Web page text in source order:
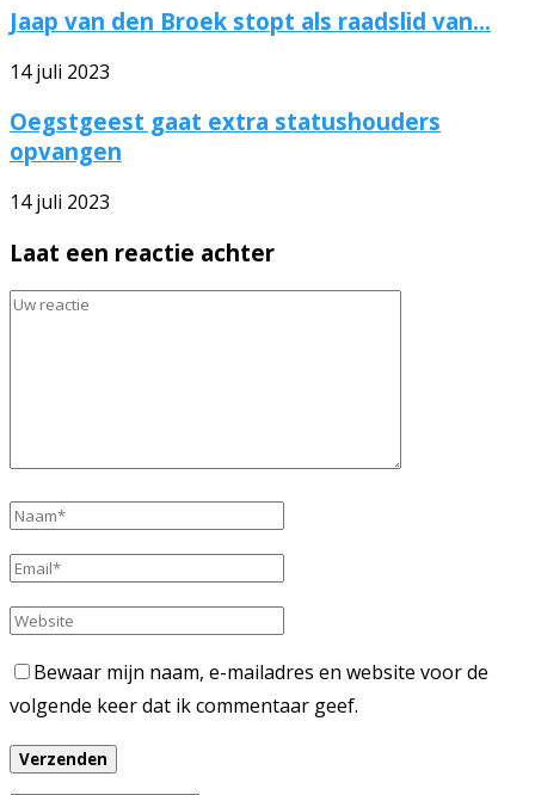
Jaap van den Broek stopt als raadslid van...
14 juli 2023
Oegstgeest gaat extra statushouders
opvangen
14 juli 2023
Laat een reactie achter
Bewaar mijn naam, e-mailadres en website voor de
volgende keer dat ik commentaar geef.